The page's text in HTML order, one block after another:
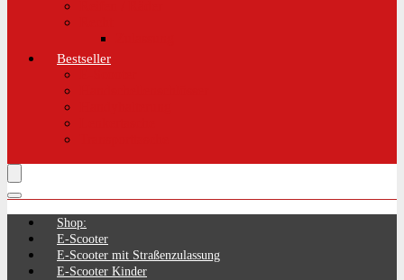
Bestseller
Shop:
E-Scooter
E-Scooter mit Straßenzulassung
E-Scooter Kinder